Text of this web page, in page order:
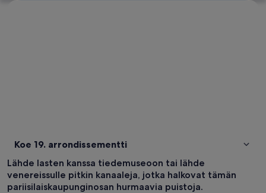
Koe 19. arrondissementti
Lähde lasten kanssa tiedemuseoon tai lähde
venereissulle pitkin kanaaleja, jotka halkovat tämän
pariisilaiskaupunginosan hurmaavia puistoja.